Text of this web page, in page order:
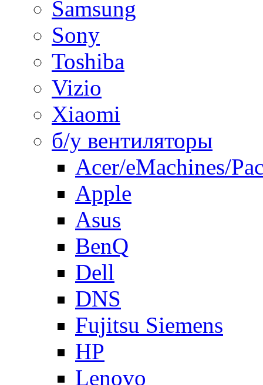
Samsung
Sony
Toshiba
Vizio
Xiaomi
б/у вентиляторы
Acer/eMachines/
Apple
Asus
BenQ
Dell
DNS
Fujitsu Siemens
HP
Lenovo